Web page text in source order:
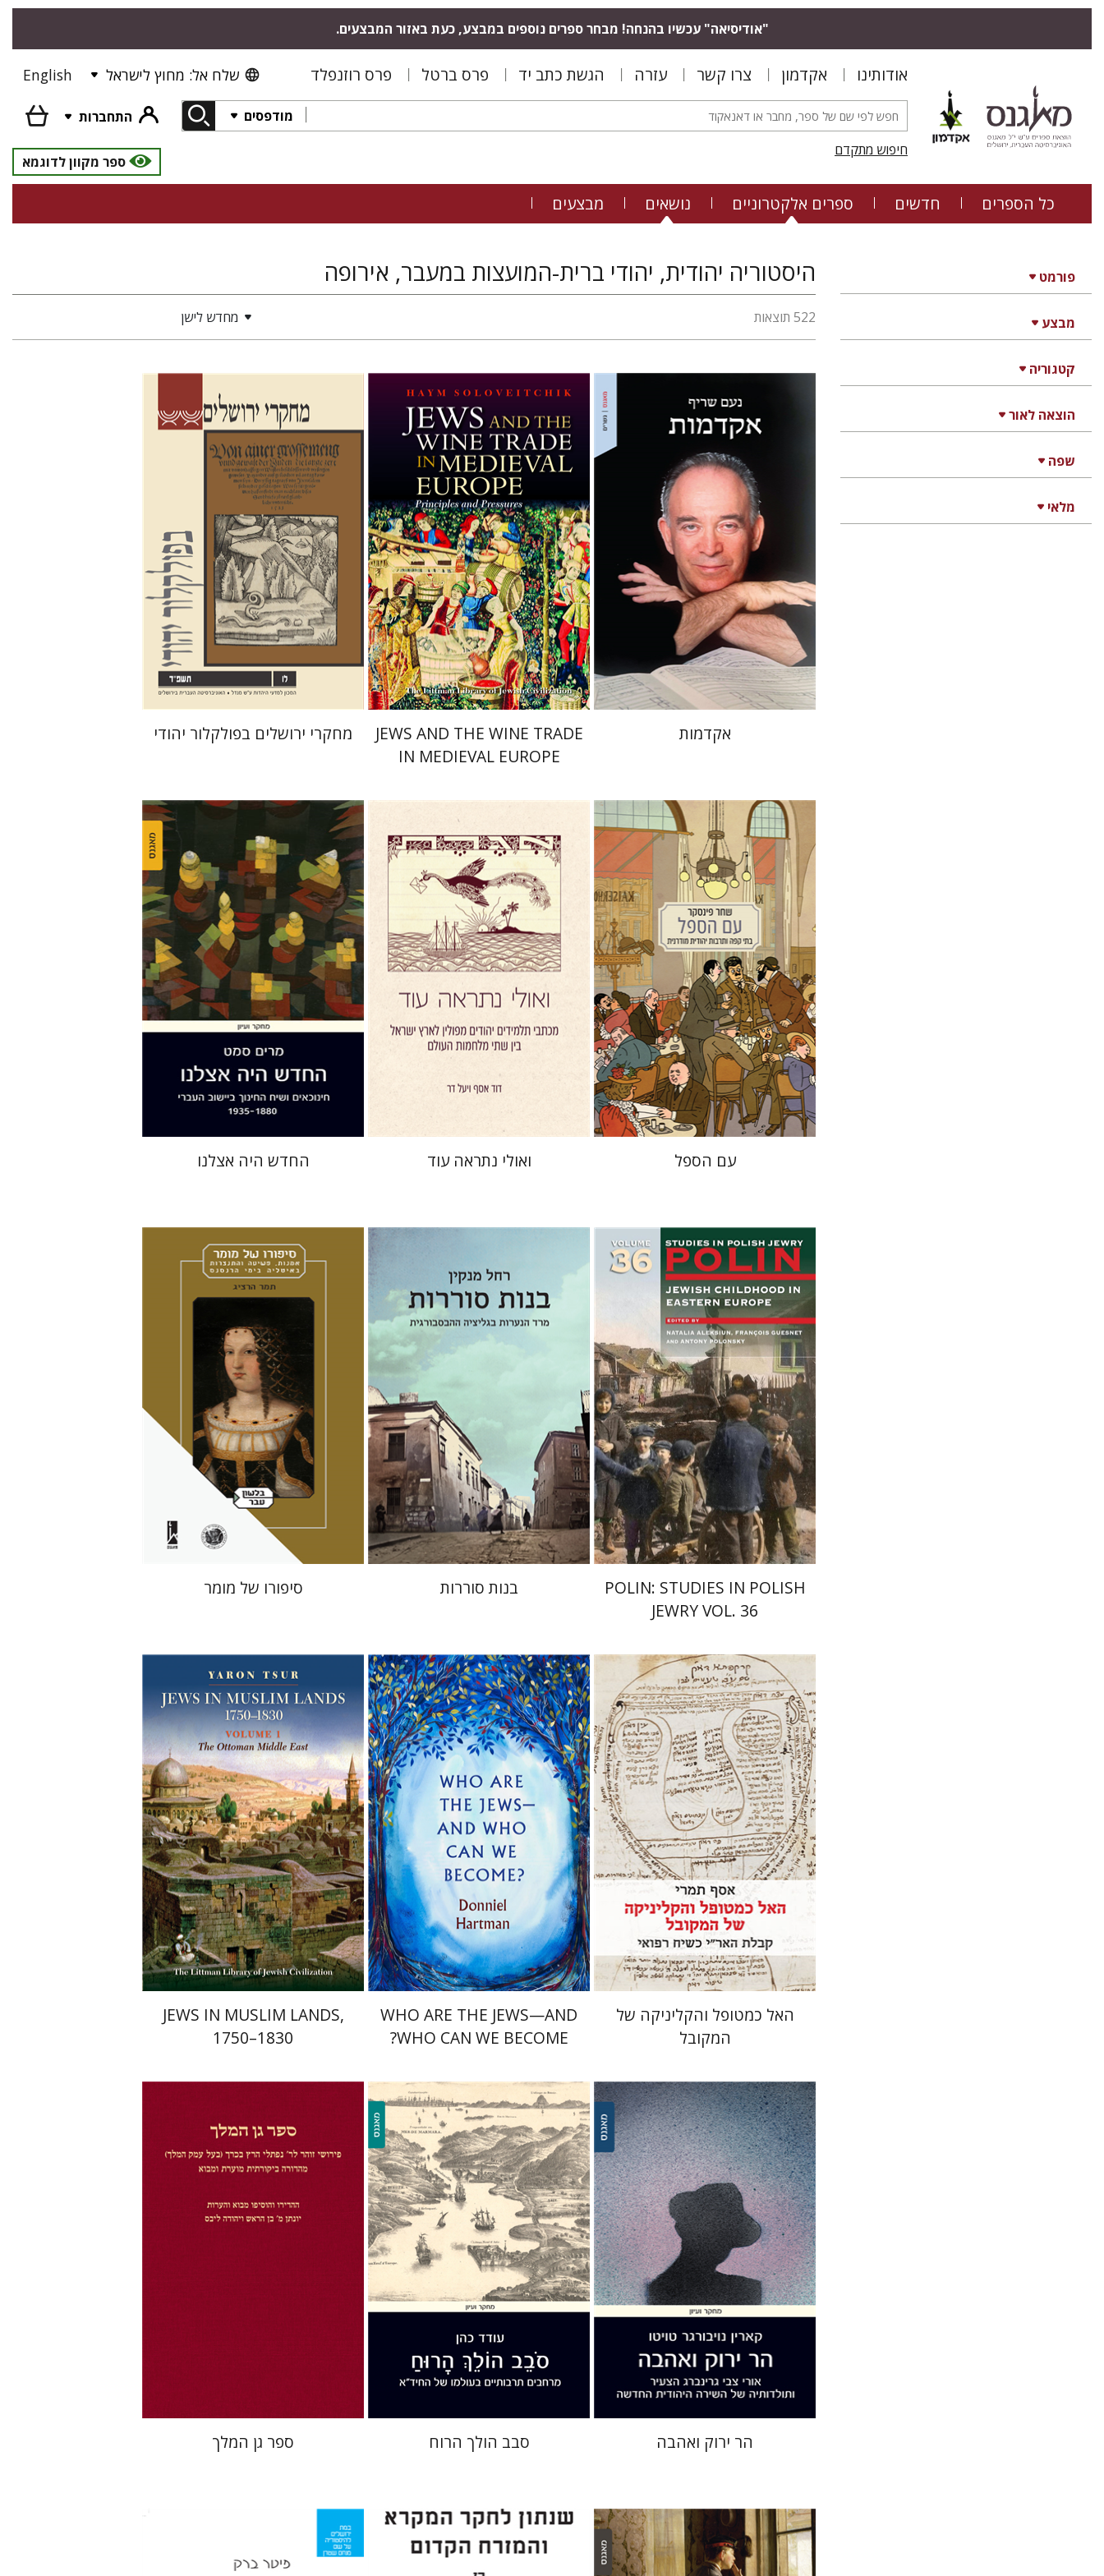
"אודיסיאה" עכשיו בהנחה! מבחר ספרים נוספים במבצע, כעת באזור המבצעים.
אודותינו אקדמון צרו קשר עזרה הגשת כתב יד פרס ברטל פרס רוזנפלד שלח אל: מחוץ לישראל English
מודפסים
התחברות
חיפוש מתקדם
ספר מקוון לדוגמא
כל הספרים חדשים ספרים אלקטרוניים נושאים מבצעים
פורמט
מבצע
קטגוריה
הוצאה לאור
שפה
מלאי
היסטוריה יהודית, יהודי ברית-המועצות במעבר, אירופה
522 תוצאות מחדש לישן
נעם שריף
מתן חרמוני
הנחת אתר ספר מודפס
$35
$32
אקדמות
חיים סולוביצ'יק
הנחת אתר ספר מודפס
$50
$45
JEWS AND THE WINE TRADE
IN MEDIEVAL EUROPE
שלום צבר הגר סלמון
חזן-רוקם
הנחת אתר ספר מודפס
מחקרי ירושלים בפולקלור יהודי
שחר פינסקר
מתן קמינר
הנחת אתר ספר מודפס
$42
$38
עם הספל
יעל דר דוד אסף
הנחת אתר ספר מודפס
$46
$41
ואולי נתראה עוד
מרים סמט
הנחת אתר ספר מודפס
$42
$38
החדש היה אצלנו
François Guesnet
אלקסיון
אנטוני פולונסקי
POLIN: STUDIES IN POLISH
JEWRY VOL. 36
רחל מנקין
יפתח בריל
הנחת אתר ספר מודפס
$35
$32
בנות סוררות
תמר הרציג
אמוץ גלעדי
הנחת אתר ספר מודפס
$46
$41
סיפורו של מומר
אסף תמרי
הנחת אתר ספר מודפס
$46
$41
האל כמטופל והקליניקה של
המקובל
דניאל הרטמן
הנחת אתר ספר מודפס
$30
$27
WHO ARE THE JEWS—AND
WHO CAN WE BECOME?
ירון צור
אורסולה ווקוק
הנחת אתר ספר מודפס
$65
$58
JEWS IN MUSLIM LANDS,
1750–1830
קארין נויבורגר-טויטו
הנחת אתר ספר מודפס
$35
$32
הר ירוק ואהבה
עודד כהן
הנחת אתר ספר מודפס
$44
$40
סבב הולך הרוח
יונתן מ' בן הראש יהודה ליבס
ספר גן המלך
פיטר ברק